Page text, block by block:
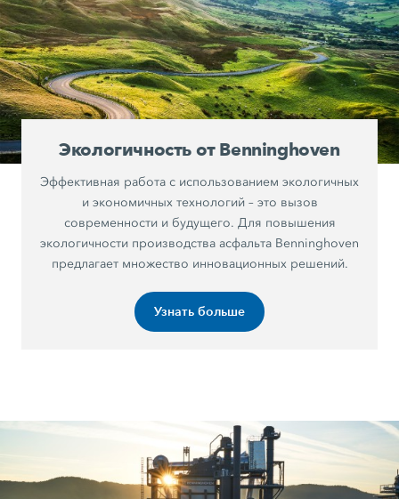
Экологичность от Benninghoven
Эффективная работа с использованием экологичных
и экономичных технологий – это вызов
современности и будущего. Для повышения
экологичности производства асфальта Benninghoven
предлагает множество инновационных решений.
Узнать больше